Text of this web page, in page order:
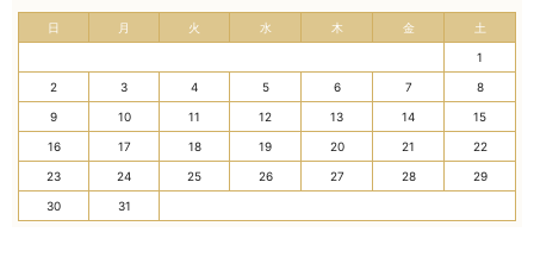
日 月 火 水 木 金 土
1
2 3 4 5 6 7 8
9 10 11 12 13 14 15
16 17 18 19 20 21 22
23 24 25 26 27 28 29
30 31